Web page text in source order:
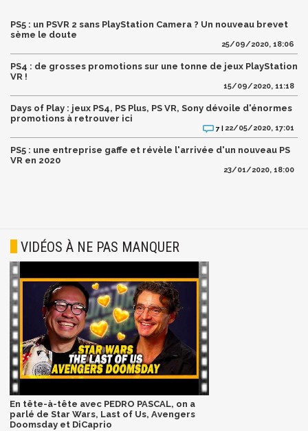
PS5 : un PSVR 2 sans PlayStation Camera ? Un nouveau brevet
sème le doute
25/09/2020, 18:06
PS4 : de grosses promotions sur une tonne de jeux PlayStation
VR !
15/09/2020, 11:18
Days of Play : jeux PS4, PS Plus, PS VR, Sony dévoile d'énormes
promotions à retrouver ici
7 | 22/05/2020, 17:01
PS5 : une entreprise gaffe et révèle l'arrivée d'un nouveau PS
VR en 2020
23/01/2020, 18:00
VIDÉOS À NE PAS MANQUER
En tête-à-tête avec PEDRO PASCAL, on a
parlé de Star Wars, Last of Us, Avengers
Doomsday et DiCaprio